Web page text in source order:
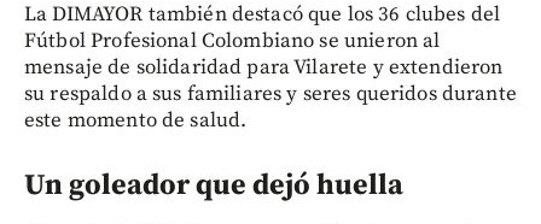
La DIMAYOR también destacó que los 36 clubes del
Fútbol Profesional Colombiano se unieron al
mensaje de solidaridad para Vilarete y extendieron
su respaldo a sus familiares y seres queridos durante
este momento de salud.
Un goleador que dejó huella